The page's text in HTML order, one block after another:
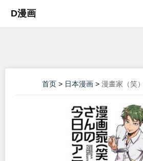
D漫画
首页 > 日本漫画 > 漫畫家（笑